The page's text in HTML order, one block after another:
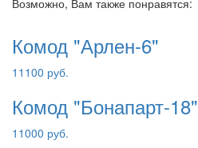
Возможно, Вам также понравятся:
Комод "Арлен-6"
11100 руб.
Комод "Бонапарт-18"
11000 руб.